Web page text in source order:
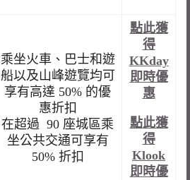
乘坐火車、巴士和遊
船以及山峰遊覽均可
享有高達 50% 的優
惠折扣
在超過 90 座城區乘
坐公共交通可享有
50% 折扣
點此獲
得
KKday
即時優
惠
點此獲
得
Klook
即時優